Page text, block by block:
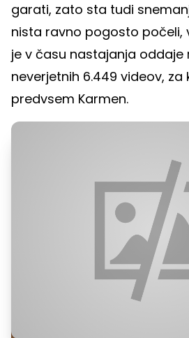
garati, zato sta tudi
nista ravno pogosto počeli,
je v času nastajanja oddaje
neverjetnih 6.449 videov, za
predvsem Karmen.